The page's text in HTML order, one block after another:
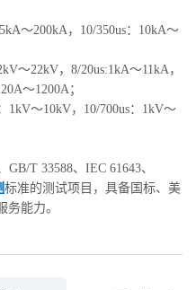
～200kA，10/350us：10kA～
～22kV，8/20us:1kA～11kA，
～1200A；
1kV～10kV，10/700us：1kV～
T 33588、IEC 61643、
标准的测试项目，具备国标、美
能力。